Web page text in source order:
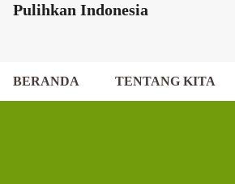
Pulihkan Indonesia
BERANDA TENTANG KITA